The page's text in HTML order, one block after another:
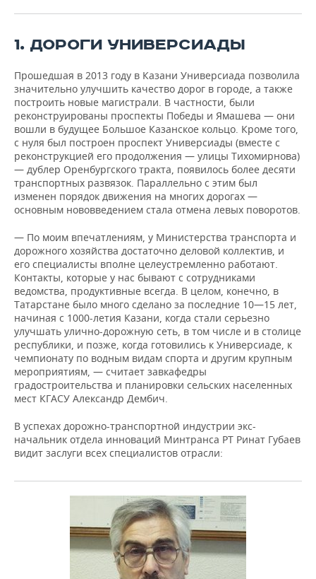
ВОЛЕЙБОЛ
КИБЕРСПОРТ
ФИГУРНОЕ КАТАНИЕ
ВОДНЫЕ ВИДЫ СПОРТА
ХОККЕЙ С МЯЧОМ
ИСТОРИЯ
КУЛЬТУРА
МЕДИЦИНА
ОБРАЗОВАНИЕ
ПРОИСШЕСТВИЯ
СПИСОК ПЕРСОН
СПИСОК КОМПАНИЙ
ПОЛНАЯ ВЕРСИЯ
1. ДОРОГИ УНИВЕРСИАДЫ
Прошедшая в 2013 году в Казани Универсиада позволила
значительно улучшить качество дорог в городе, а также
построить новые магистрали. В частности, были
реконструированы проспекты Победы и Ямашева — они
вошли в будущее Большое Казанское кольцо. Кроме того,
с нуля был построен проспект Универсиады (вместе с
реконструкцией его продолжения — улицы Тихомирнова)
— дублер Оренбургского тракта, появилось более десяти
транспортных развязок. Параллельно с этим был
изменен порядок движения на многих дорогах —
основным нововведением стала отмена левых поворотов.
— По моим впечатлениям, у Министерства транспорта и
дорожного хозяйства достаточно деловой коллектив, и
его специалисты вполне целеустремленно работают.
Контакты, которые у нас бывают с сотрудниками
ведомства, продуктивные всегда. В целом, конечно, в
Татарстане было много сделано за последние 10—15 лет,
начиная с 1000-летия Казани, когда стали серьезно
улучшать улично-дорожную сеть, в том числе и в столице
республики, и позже, когда готовились к Универсиаде, к
чемпионату по водным видам спорта и другим крупным
мероприятиям, — считает завкафедры
градостроительства и планировки сельских населенных
мест КГАСУ Александр Дембич.
В успехах дорожно-транспортной индустрии экс-
начальник отдела инноваций Минтранса РТ Ринат Губаев
видит заслуги всех специалистов отрасли: